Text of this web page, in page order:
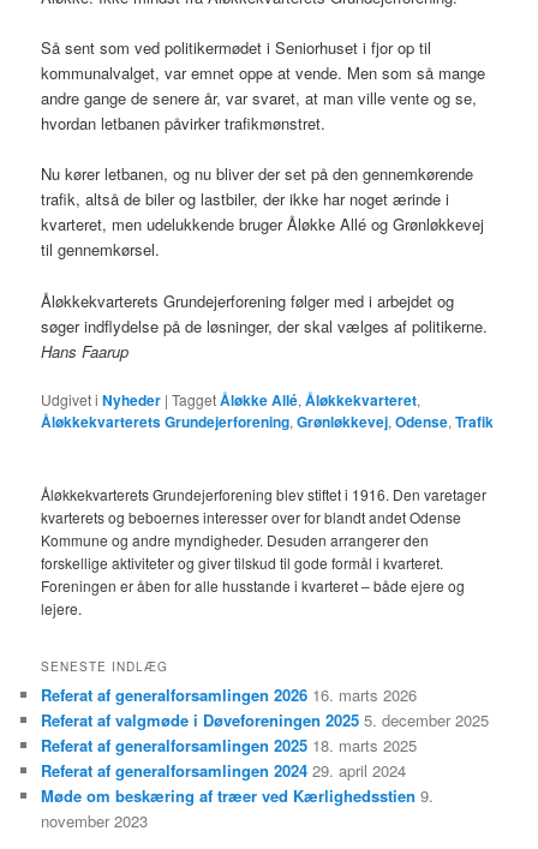
Så sent som ved politikermødet i Seniorhuset i fjor op til
kommunalvalget, var emnet oppe at vende. Men som så mange
andre gange de senere år, var svaret, at man ville vente og se,
hvordan letbanen påvirker trafikmønstret.
Nu kører letbanen, og nu bliver der set på den gennemkørende
trafik, altså de biler og lastbiler, der ikke har noget ærinde i
kvarteret, men udelukkende bruger Åløkke Allé og Grønløkkevej
til gennemkørsel.
Åløkkekvarterets Grundejerforening følger med i arbejdet og
søger indflydelse på de løsninger, der skal vælges af politikerne.
Hans Faarup
Udgivet i Nyheder |TaggetÅløkke Allé,Åløkkekvarteret,
Åløkkekvarterets Grundejerforening,Grønløkkevej,Odense,Trafik
Åløkkekvarterets Grundejerforening blev stiftet i 1916. Den varetager
kvarterets og beboernes interesser over for blandt andet Odense
Kommune og andre myndigheder. Desuden arrangerer den
forskellige aktiviteter og giver tilskud til gode formål i kvarteret.
Foreningen er åben for alle husstande i kvarteret – både ejere og
lejere.
SENESTE INDLÆG
Referat af generalforsamlingen 2026 16. marts 2026
Referat af valgmøde i Døveforeningen 2025 5. december 2025
Referat af generalforsamlingen 2025 18. marts 2025
Referat af generalforsamlingen 2024 29. april 2024
Møde om beskæring af træer ved Kærlighedsstien 9.
november 2023